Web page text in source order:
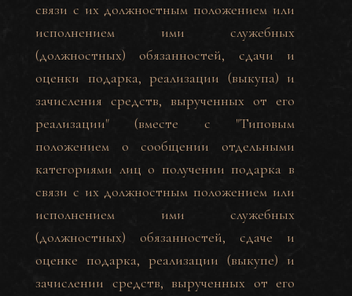
связи с их должностным положением или
исполнением ими служебных
(должностных) обязанностей, сдачи и
оценки подарка, реализации (выкупа) и
зачисления средств, вырученных от его
реализации" (вместе с "Типовым
положением о сообщении отдельными
категориями лиц о получении подарка в
связи с их должностным положением или
исполнением ими служебных
(должностных) обязанностей, сдаче и
оценке подарка, реализации (выкупе) и
зачислении средств, вырученных от его